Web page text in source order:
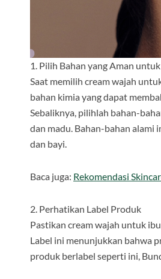
1. Pilih Bahan yang Aman
Saat memilih cream wajah
bahan kimia yang dapat
Sebaliknya, pilihlah bahan-
dan madu. Bahan-bahan alami
dan bayi.
Baca juga: Rekomendasi
2. Perhatikan Label Produk
Pastikan cream wajah untuk
Label ini menunjukkan bahwa
produk berlabel seperti ini,